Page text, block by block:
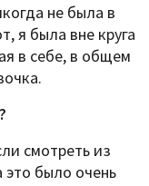
не была в
я была вне круга
в себе, в общем
смотреть из
это было очень